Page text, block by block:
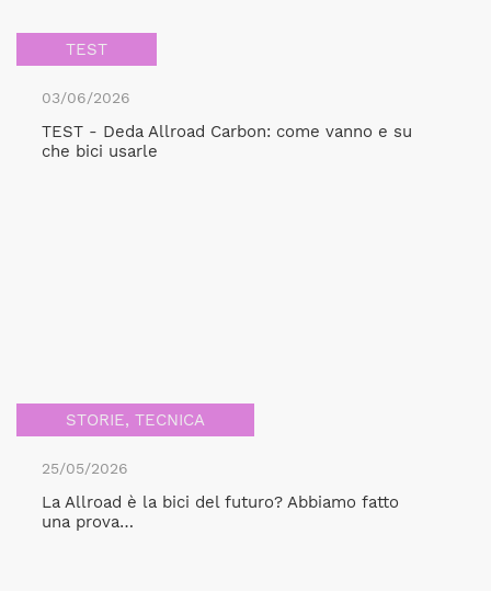
TEST
03/06/2026
TEST - Deda Allroad Carbon: come vanno e su
che bici usarle
STORIE, TECNICA
25/05/2026
La Allroad è la bici del futuro? Abbiamo fatto
una prova…